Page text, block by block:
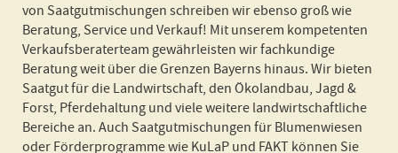
von Saatgutmischungen schreiben wir ebenso groß wie
Beratung, Service und Verkauf! Mit unserem kompetenten
Verkaufsberaterteam gewährleisten wir fachkundige
Beratung weit über die Grenzen Bayerns hinaus. Wir bieten
Saatgut für die Landwirtschaft, den Ökolandbau, Jagd &
Forst, Pferdehaltung und viele weitere landwirtschaftliche
Bereiche an. Auch Saatgutmischungen für Blumenwiesen
oder Förderprogramme wie KuLaP und FAKT können Sie